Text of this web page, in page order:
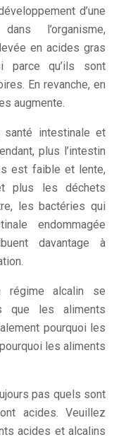
d’une
l’organisme,
en acides gras
parce qu’ils sont
En revanche, en
augmente.
intestinale et
plus l’intestin
est faible et lente,
plus les déchets
les bactéries qui
endommagée
davantage à
régime alcalin se
que les aliments
pourquoi les
les aliments
pas quels sont
acides. Veuillez
acides et alcalins